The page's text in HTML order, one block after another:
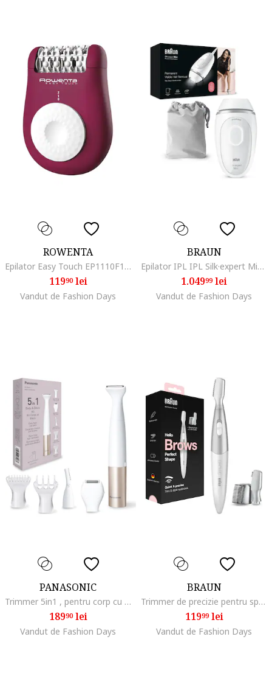
ROWENTA
Epilator Easy Touch EP1110F1, 2, Roz inchis
11990lei
Vandut de Fashion Days
BRAUN
Epilator IPL IPL Silk·expert Mini PL1124, SensoAdapt, 300.000 impulsuri, 3 niveluri de intensitate, corp si fata, aparat de ras Venus, Saculet de calatorie, Alb/Gri
1.04999lei
Vandut de Fashion Days
PANASONIC
Trimmer 5in1 , pentru corp cu accesorii interschimbabile, Wet & Dry, lame otel inoxidabil hipoalergenic si rotunjite pe margini, roz/alb
18990lei
Vandut de Fashion Days
BRAUN
Trimmer de precizie pentru sprancene FG1106, incarcare pe baterie, Alb/Argintiu
11999lei
Vandut de Fashion Days